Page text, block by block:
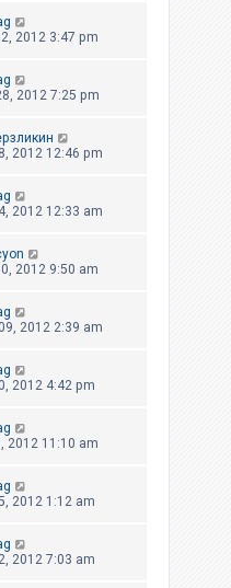
2012 3:47 pm
2012 7:25 pm
2012 12:46 pm
2012 12:33 am
2012 9:50 am
2012 2:39 am
2012 4:42 pm
2012 11:10 am
2012 1:12 am
2012 7:03 am